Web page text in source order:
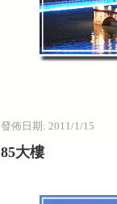
發佈日期: 2011/1/15
85大樓